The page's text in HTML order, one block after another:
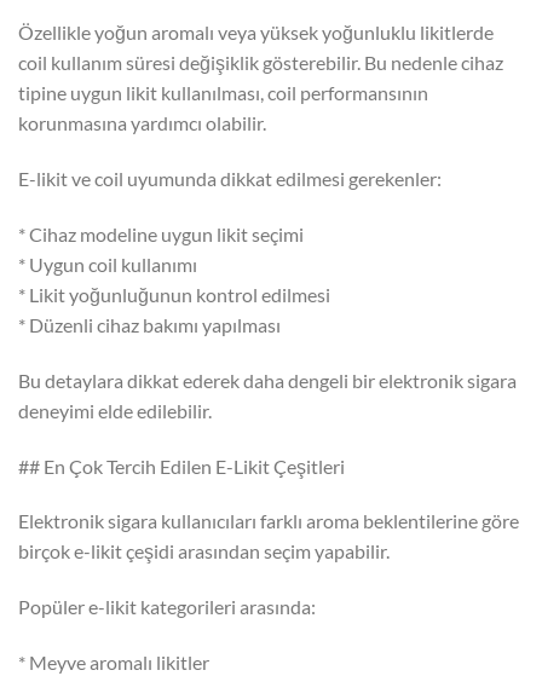
Özellikle yoğun aromalı veya yüksek yoğunluklu likitlerde
coil kullanım süresi değişiklik gösterebilir. Bu nedenle cihaz
tipine uygun likit kullanılması, coil performansının
korunmasına yardımcı olabilir.
E-likit ve coil uyumunda dikkat edilmesi gerekenler:
* Cihaz modeline uygun likit seçimi
* Uygun coil kullanımı
* Likit yoğunluğunun kontrol edilmesi
* Düzenli cihaz bakımı yapılması
Bu detaylara dikkat ederek daha dengeli bir elektronik sigara
deneyimi elde edilebilir.
## En Çok Tercih Edilen E-Likit Çeşitleri
Elektronik sigara kullanıcıları farklı aroma beklentilerine göre
birçok e-likit çeşidi arasından seçim yapabilir.
Popüler e-likit kategorileri arasında:
* Meyve aromalı likitler